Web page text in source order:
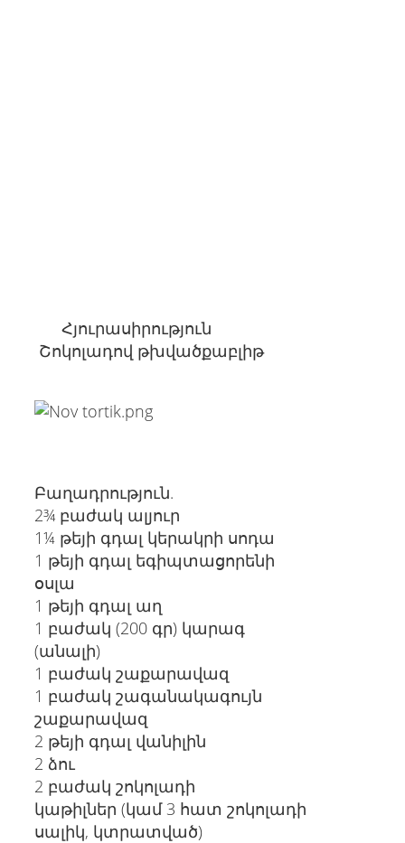
Հյուրասիրություն
Շոկոլադով թխվածքաբլիթ
Բաղադրություն.
2¾ բաժակ ալյուր
1¼ թեյի գդալ կերակրի սոդա
1 թեյի գդալ եգիպտացորենի
օսլա
1 թեյի գդալ աղ
1 բաժակ (200 գր) կարագ
(անալի)
1 բաժակ շաքարավազ
1 բաժակ շագանակագույն
շաքարավազ
2 թեյի գդալ վանիլին
2 ձու
2 բաժակ շոկոլադի
կաթիլներ (կամ 3 հատ շոկոլադի
սալիկ, կտրատված)